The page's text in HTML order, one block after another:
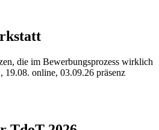
die im Bewerbungsprozess wirklich
19.08. online, 03.09.26 präsenz